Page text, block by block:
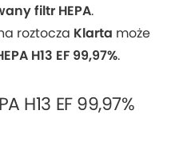
filtr HEPA.
roztocza Klarta może
H13 EF 99,97%.
H13 EF 99,97%